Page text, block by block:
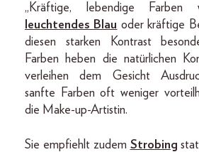
„Kräftige, lebendige
leuchtendes Blau oder kräftige
diesen starken Kontrast
Farben heben die natürlichen
verleihen dem Gesicht
sanfte Farben oft weniger
die Make-up-Artistin.
Sie empfiehlt zudem Strobing